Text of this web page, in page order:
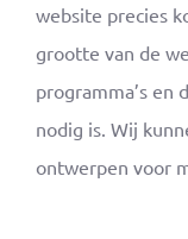
website precies
grootte van de
programma’s en
nodig is. Wij
ontwerpen voor